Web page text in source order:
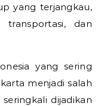
yang terjangkau,
dan
yang sering
menjadi salah
dijadikan